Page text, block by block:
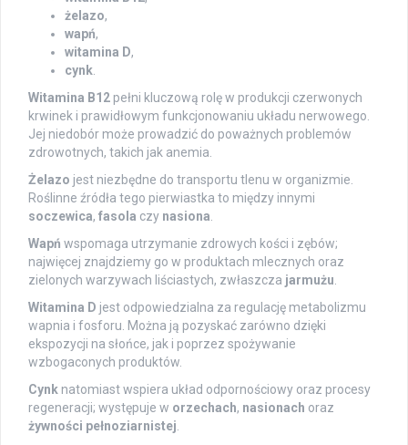
żelazo,
wapń,
witamina D,
cynk
Witamina B12 pełni kluczową rolę w produkcji czerwonych
krwinek i prawidłowym funkcjonowaniu układu nerwowego.
Jej niedobór może prowadzić do poważnych problemów
zdrowotnych, takich jak anemia.
Żelazo jest niezbędne do transportu tlenu w organizmie.
Roślinne źródła tego pierwiastka to między innymi
soczewica, fasola czy nasiona
Wapń wspomaga utrzymanie zdrowych kości i zębów;
najwięcej znajdziemy go w produktach mlecznych oraz
zielonych warzywach liściastych, zwłaszcza jarmużu
Witamina D jest odpowiedzialna za regulację metabolizmu
wapnia i fosforu. Można ją pozyskać zarówno dzięki
ekspozycji na słońce, jak i poprzez spożywanie
wzbogaconych produktów.
Cynk natomiast wspiera układ odpornościowy oraz procesy
regeneracji; występuje w orzechach, nasionach oraz
żywności pełnoziarnistej